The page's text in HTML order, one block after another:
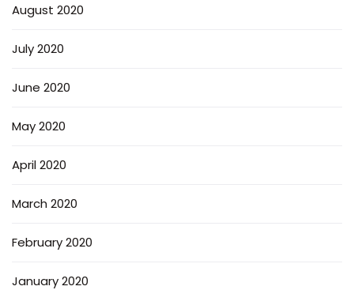
August 2020
July 2020
June 2020
May 2020
April 2020
March 2020
February 2020
January 2020